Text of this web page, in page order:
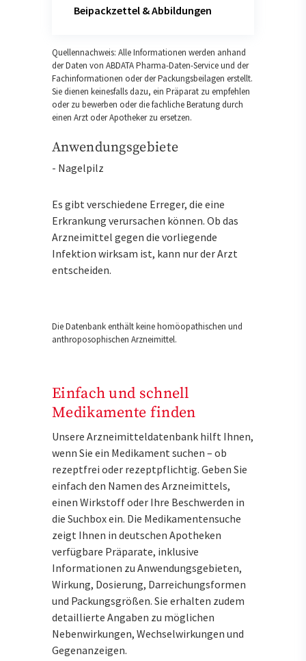
Beipackzettel & Abbildungen
Quellennachweis: Alle Informationen werden anhand
der Daten von ABDATA Pharma-Daten-Service und der
Fachinformationen oder der Packungsbeilagen erstellt.
Sie dienen keinesfalls dazu, ein Präparat zu empfehlen
oder zu bewerben oder die fachliche Beratung durch
einen Arzt oder Apotheker zu ersetzen.
Anwendungsgebiete
- Nagelpilz
Es gibt verschiedene Erreger, die eine
Erkrankung verursachen können. Ob das
Arzneimittel gegen die vorliegende
Infektion wirksam ist, kann nur der Arzt
entscheiden.
Die Datenbank enthält keine homöopathischen und
anthroposophischen Arzneimittel.
Einfach und schnell
Medikamente finden
Unsere Arzneimitteldatenbank hilft Ihnen,
wenn Sie ein Medikament suchen – ob
rezeptfrei oder rezeptpflichtig. Geben Sie
einfach den Namen des Arzneimittels,
einen Wirkstoff oder Ihre Beschwerden in
die Suchbox ein. Die Medikamentensuche
zeigt Ihnen in deutschen Apotheken
verfügbare Präparate, inklusive
Informationen zu Anwendungsgebieten,
Wirkung, Dosierung, Darreichungsformen
und Packungsgrößen. Sie erhalten zudem
detaillierte Angaben zu möglichen
Nebenwirkungen, Wechselwirkungen und
Gegenanzeigen.